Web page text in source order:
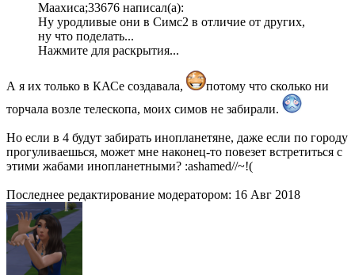
Маахиса;33676 написал(а):
Ну уродливые они в Симс2 в отличие от других,
ну что поделать...
Нажмите для раскрытия...
А я их только в КАСе создавала,
потому что сколько ни
торчала возле телескопа, моих симов не забирали.
Но если в 4 будут забирать инопланетяне, даже если по городу
прогуливаешься, может мне наконец-то повезет встретиться с
этими жабами инопланетными? :ashamed//~!(
Последнее редактирование модератором: 16 Авг 2018